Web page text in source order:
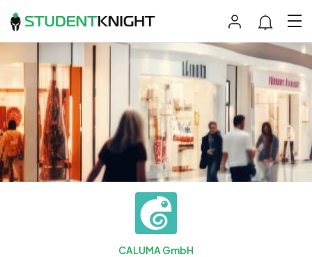
CALUMA GmbH